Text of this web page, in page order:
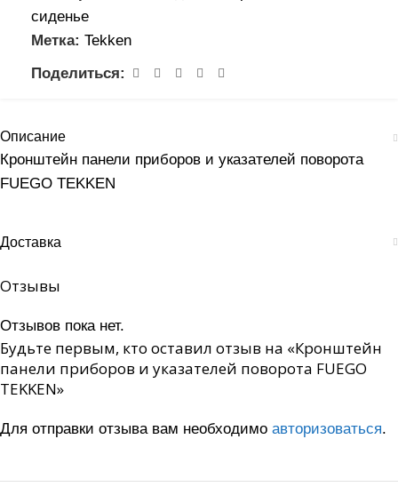
сиденье
Метка: Tekken
Поделиться:
Описание
Кронштейн панели приборов и указателей поворота
FUEGO TEKKEN
Доставка
Отзывы
Отзывов пока нет.
Будьте первым, кто оставил отзыв на «Кронштейн
панели приборов и указателей поворота FUEGO
TEKKEN»
Для отправки отзыва вам необходимо авторизоваться.